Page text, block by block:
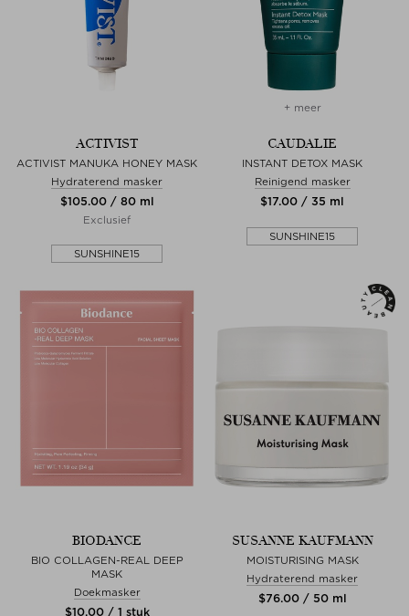
ACTIVIST
ACTIVIST MANUKA HONEY MASK
Hydraterend masker
$‌105.00 / 80 ml
Exclusief
SUNSHINE15
+ meer
CAUDALIE
INSTANT DETOX MASK
Reinigend masker
$‌17.00 / 35 ml
SUNSHINE15
BIODANCE
BIO COLLAGEN-REAL DEEP
MASK
Doekmasker
$‌10.00 / 1 stuk
SUSANNE KAUFMANN
MOISTURISING MASK
Hydraterend masker
$‌76.00 / 50 ml